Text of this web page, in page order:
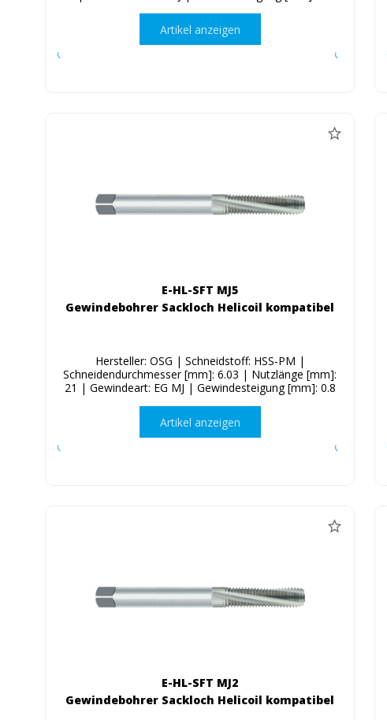
Artikel anzeigen
E-HL-SFT MJ5
Gewindebohrer Sackloch Helicoil kompatibel
Hersteller: OSG | Schneidstoff: HSS-PM |
Schneidendurchmesser [mm]: 6.03 | Nutzlänge [mm]:
21 | Gewindeart: EG MJ | Gewindesteigung [mm]: 0.8
Artikel anzeigen
E-HL-SFT MJ2
Gewindebohrer Sackloch Helicoil kompatibel